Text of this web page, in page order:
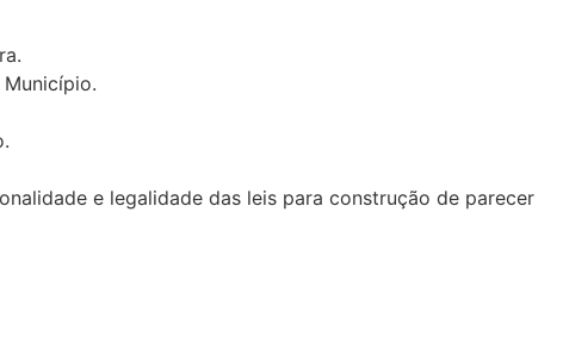
e legalidade das leis para construção de parecer